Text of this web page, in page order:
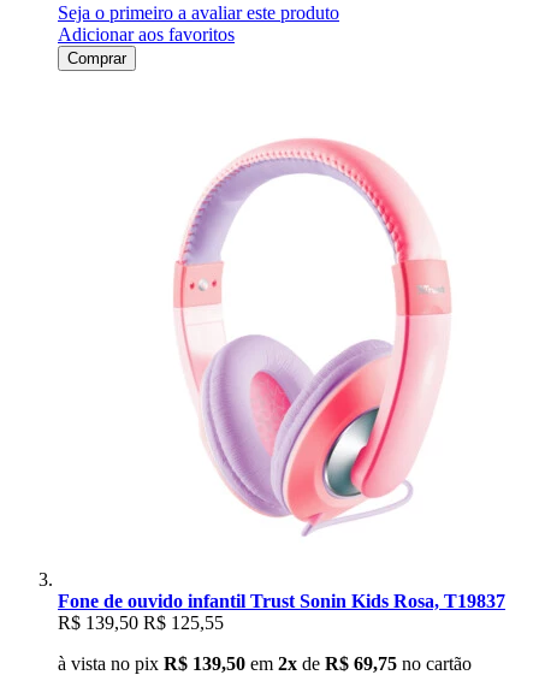
Seja o primeiro a avaliar este produto
Adicionar aos favoritos
Comprar
Fone de ouvido infantil Trust Sonin Kids Rosa, T19837
R$ 139,50 R$ 125,55
à vista no pix R$ 139,50 em 2x de R$ 69,75 no cartão